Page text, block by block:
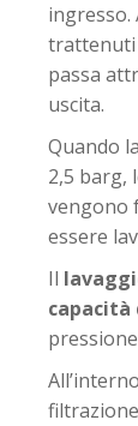
ingresso.
trattenuti
passa
uscita.
Quando
2,5 barg,
vengono
essere
Il